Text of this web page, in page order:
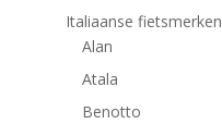
Italiaanse fietsmerken
Alan
Atala
Benotto